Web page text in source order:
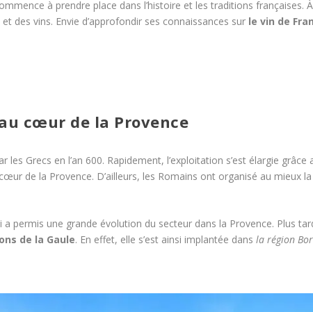
à prendre place dans l’histoire et les traditions françaises.
des vins. Envie d’approfondir ses connaissances sur le vin de
cœur de la Provence
Grecs en l’an 600. Rapidement, l’exploitation s’est élargie
de la Provence. D’ailleurs, les Romains ont organisé au mieux
permis une grande évolution du secteur dans la Provence. Plus
de la Gaule. En effet, elle s’est ainsi implantée dans la région